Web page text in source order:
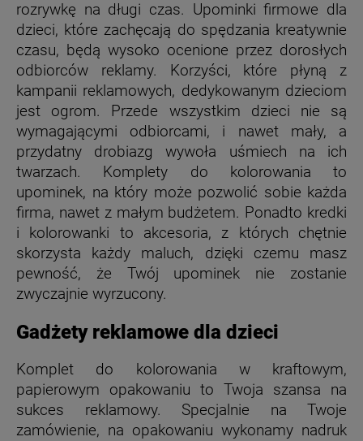
rozrywkę na długi czas. Upominki firmowe dla
dzieci, które zachęcają do spędzania kreatywnie
czasu, będą wysoko ocenione przez dorosłych
odbiorców reklamy. Korzyści, które płyną z
kampanii reklamowych, dedykowanym dzieciom
jest ogrom. Przede wszystkim dzieci nie są
wymagającymi odbiorcami, i nawet mały, a
przydatny drobiazg wywoła uśmiech na ich
twarzach. Komplety do kolorowania to
upominek, na który może pozwolić sobie każda
firma, nawet z małym budżetem. Ponadto kredki
i kolorowanki to akcesoria, z których chętnie
skorzysta każdy maluch, dzięki czemu masz
pewność, że Twój upominek nie zostanie
zwyczajnie wyrzucony.
Gadżety reklamowe dla dzieci
Komplet do kolorowania w kraftowym,
papierowym opakowaniu to Twoja szansa na
sukces reklamowy. Specjalnie na Twoje
zamówienie, na opakowaniu wykonamy nadruk